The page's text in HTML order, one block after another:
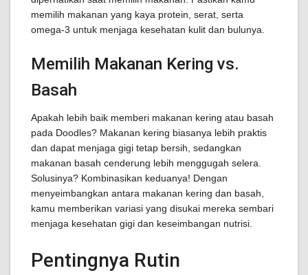
memilih makanan yang kaya protein, serat, serta
omega-3 untuk menjaga kesehatan kulit dan bulunya.
Memilih Makanan Kering vs.
Basah
Apakah lebih baik memberi makanan kering atau basah
pada Doodles? Makanan kering biasanya lebih praktis
dan dapat menjaga gigi tetap bersih, sedangkan
makanan basah cenderung lebih menggugah selera.
Solusinya? Kombinasikan keduanya! Dengan
menyeimbangkan antara makanan kering dan basah,
kamu memberikan variasi yang disukai mereka sembari
menjaga kesehatan gigi dan keseimbangan nutrisi.
Pentingnya Rutin